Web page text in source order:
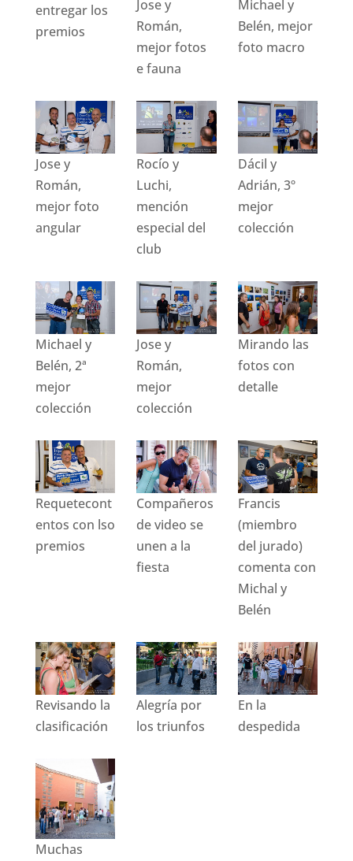
entregar los
premios
Jose y
Román,
mejor fotos
e fauna
Michael y
Belén, mejor
foto macro
Jose y
Román,
mejor foto
angular
Rocío y
Luchi,
mención
especial del
club
Dácil y
Adrián, 3º
mejor
colección
Michael y
Belén, 2ª
mejor
colección
Jose y
Román,
mejor
colección
Mirando las
fotos con
detalle
Requetecont
entos con lso
premios
Compañeros
de video se
unen a la
fiesta
Francis
(miembro
del jurado)
comenta con
Michal y
Belén
Revisando la
clasificación
Alegría por
los triunfos
En la
despedida
Muchas